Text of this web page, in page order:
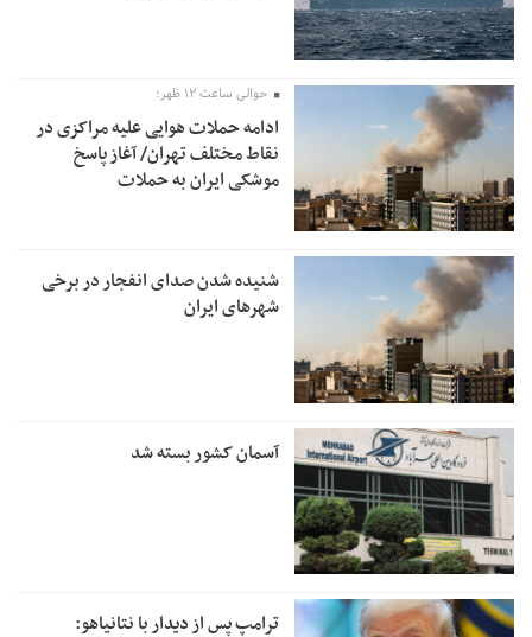
حوالی ساعت ۱۲ ظهر؛
ادامه حملات هوایی علیه مراکزی در
نقاط مختلف تهران/ آغاز پاسخ
موشکی ایران به حملات
شنیده شدن صدای انفجار در برخی
شهرهای ایران
آسمان کشور بسته شد
ترامپ پس از دیدار با نتانیاهو: